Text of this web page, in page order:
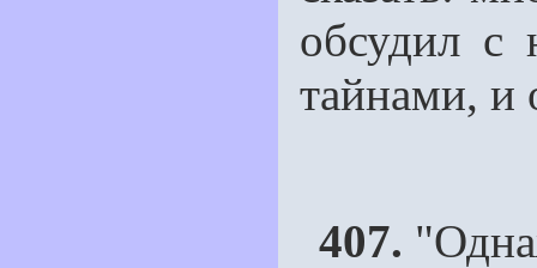
обсудил с
тайнами, и
407.